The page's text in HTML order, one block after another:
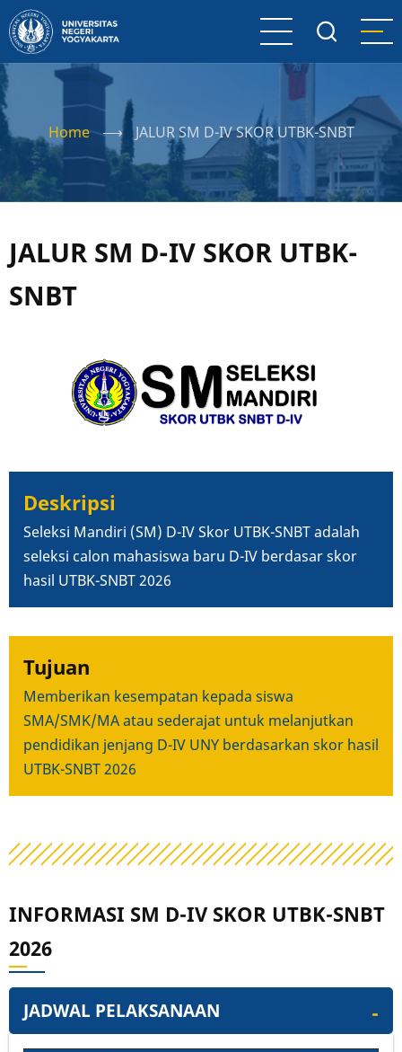
Skip
to
main
content
Home ⟶ JALUR SM D-IV SKOR UTBK-SNBT
JALUR SM D-IV SKOR UTBK-
SNBT
Deskripsi
Seleksi Mandiri (SM) D-IV Skor UTBK-SNBT adalah
seleksi calon mahasiswa baru D-IV berdasar skor
hasil UTBK-SNBT 2026
Tujuan
Memberikan kesempatan kepada siswa
SMA/SMK/MA atau sederajat untuk melanjutkan
pendidikan jenjang D-IV UNY berdasarkan skor hasil
UTBK-SNBT 2026
INFORMASI SM D-IV SKOR UTBK-SNBT
2026
JADWAL PELAKSANAAN